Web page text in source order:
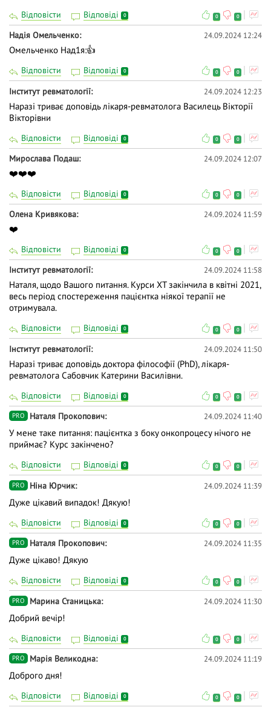
Відповісти Відповіді 0 0 0
Надія Омельченко 24.09.2024 12:24
Омельченко Над1я:👍
Відповісти Відповіді 0 0 0
Інститут ревматології 24.09.2024 12:23
Наразі триває доповідь лікаря-ревматолога Василець Вікторії
Вікторівни
Відповісти Відповіді 0 0 0
Мирослава Подаш 24.09.2024 12:07
❤️❤️❤️
Відповісти Відповіді 0 0 0
Олена Кривякова 24.09.2024 11:59
❤️
Відповісти Відповіді 0 0 0
Інститут ревматології 24.09.2024 11:58
Наталя, щодо Вашого питання. Курси ХТ закінчила в квітні 2021,
весь період спостереження пацієнтка ніякої терапії не
отримувала.
Відповісти Відповіді 0 0 0
Інститут ревматології 24.09.2024 11:50
Наразі триває доповідь доктора філософії (PhD), лікаря-
ревматолога Сабовчик Катерини Василівни.
Відповісти Відповіді 0 0 0
PRO Наталя Прокопович 24.09.2024 11:40
У мене таке питання: пацієнтка з боку онкопроцесу нічого не
приймає? Курс закінчено?
Відповісти Відповіді 0 0 0
PRO Ніна Юрчик 24.09.2024 11:39
Дуже цікавий випадок! Дякую!
Відповісти Відповіді 0 0 0
PRO Наталя Прокопович 24.09.2024 11:35
Дуже цікаво! Дякую
Відповісти Відповіді 0 0 0
PRO Марина Станицька 24.09.2024 11:30
Добрий вечір!
Відповісти Відповіді 0 0 0
PRO Марія Великодна 24.09.2024 11:19
Доброго дня!
Відповісти Відповіді 0 0 0